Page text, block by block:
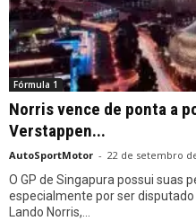
Fórmula 1
Norris vence de ponta a
Verstappen...
AutoSportMotor - 22 de setembro
O GP de Singapura possui suas
especialmente por ser
Lando Norris,...